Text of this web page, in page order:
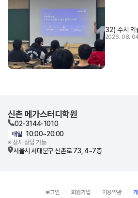
32) 수시 약
2026. 08.
신촌 메가스터디학원
02-3144-1010
매일 10:00~20:00
※ 상시 상담 가능
서울시 서대문구 신촌로 73, 4~7층
로그인 회원가입 이용약관